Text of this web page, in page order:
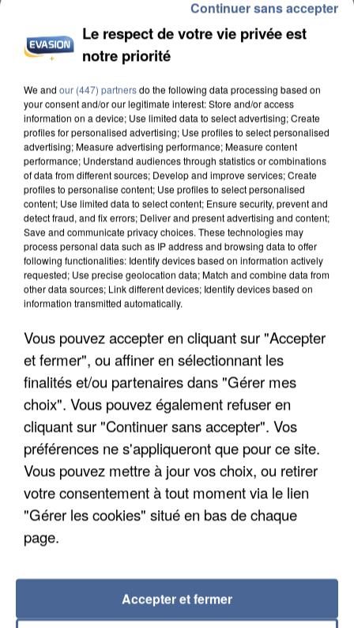
INCENDIES : L’ÎLE-DE-FRANCE LANCE UN ÉLAN
DE SOLIDARITÉ AVEC LES...
APRÈS TOUTES CES CANICULES, LES REFUGES
DE FAUNE SAUVAGE SONT...
Le respect de votre vie privée est
notre priorité
We and our (447) partnersdo the following data processing based on
your consent and/or our legitimate interest: Store and/or access
information on a device; Use limited data to select advertising; Create
profiles for personalised advertising; Use profiles to select personalised
advertising; Measure advertising performance; Measure content
performance; Understand audiences through statistics or combinations
of data from different sources; Develop and improve services; Create
profiles to personalise content; Use profiles to select personalised
content; Use limited data to select content; Ensure security, prevent and
detect fraud, and fix errors; Deliver and present advertising and content;
Save and communicate privacy choices. These technologies may
process personal data such as IP address and browsing data to offer
following functionalities: Identify devices based on information actively
requested; Use precise geolocation data; Match and combine data from
other data sources; Link different devices; Identify devices based on
information transmitted automatically.
Vous pouvez accepter en cliquant sur "Accepter
et fermer", ou affiner en sélectionnant les
finalités et/ou partenaires dans "Gérer mes
choix". Vous pouvez également refuser en
cliquant sur "Continuer sans accepter". Vos
préférences ne s'appliqueront que pour ce site.
Vous pouvez mettre à jour vos choix, ou retirer
votre consentement à tout moment via le lien
"Gérer les cookies" situé en bas de chaque
page.
Accepter et fermer
Continuer sans accepter